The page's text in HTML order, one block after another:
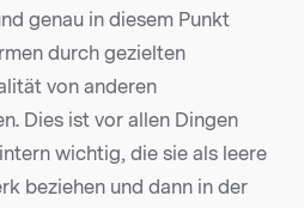
genau in diesem Punkt
durch gezielten
von anderen
Dies ist vor allen Dingen
wichtig, die sie als leere
beziehen und dann in der